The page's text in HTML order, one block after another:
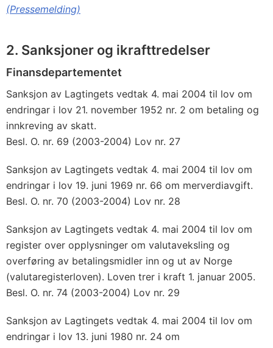
(Pressemelding)
2. Sanksjoner og ikrafttredelser
Finansdepartementet
Sanksjon av Lagtingets vedtak 4. mai 2004 til lov om
endringar i lov 21. november 1952 nr. 2 om betaling og
innkreving av skatt.
Besl. O. nr. 69 (2003-2004) Lov nr. 27
Sanksjon av Lagtingets vedtak 4. mai 2004 til lov om
endringar i lov 19. juni 1969 nr. 66 om merverdiavgift.
Besl. O. nr. 70 (2003-2004) Lov nr. 28
Sanksjon av Lagtingets vedtak 4. mai 2004 til lov om
register over opplysninger om valutaveksling og
overføring av betalingsmidler inn og ut av Norge
(valutaregisterloven). Loven trer i kraft 1. januar 2005.
Besl. O. nr. 74 (2003-2004) Lov nr. 29
Sanksjon av Lagtingets vedtak 4. mai 2004 til lov om
endringar i lov 13. juni 1980 nr. 24 om